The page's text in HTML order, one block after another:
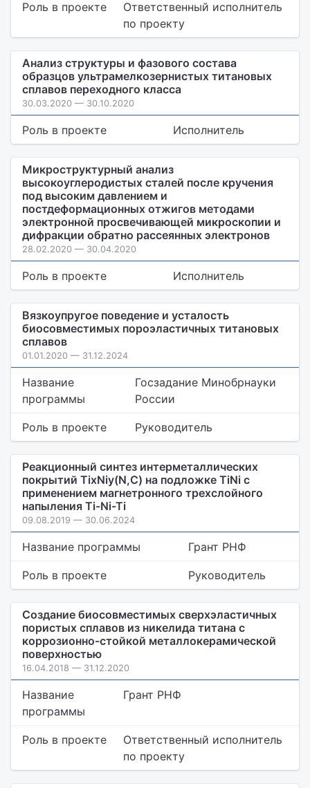
Роль в проекте
Ответственный исполнитель
по проекту
Анализ структуры и фазового состава
образцов ультрамелкозернистых титановых
сплавов переходного класса
30.03.2020 — 30.10.2020
Роль в проекте Исполнитель
Микроструктурный анализ
высокоуглеродистых сталей после кручения
под высоким давлением и
постдеформационных отжигов методами
электронной просвечивающей микроскопии и
дифракции обратно рассеянных электронов
28.02.2020 — 30.04.2020
Роль в проекте Исполнитель
Вязкоупругое поведение и усталость
биосовместимых пороэластичных титановых
сплавов
01.01.2020 — 31.12.2024
Название
программы
Госзадание Минобрнауки
России
Роль в проекте Руководитель
Реакционный синтез интерметаллических
покрытий TixNiy(N,C) на подложке TiNi с
применением магнетронного трехслойного
напыления Ti-Ni-Ti
09.08.2019 — 30.06.2024
Название программы Грант РНФ
Роль в проекте Руководитель
Создание биосовместимых сверхэластичных
пористых сплавов из никелида титана с
коррозионно-стойкой металлокерамической
поверхностью
16.04.2018 — 31.12.2020
Название
программы
Грант РНФ
Роль в проекте
Ответственный исполнитель
по проекту